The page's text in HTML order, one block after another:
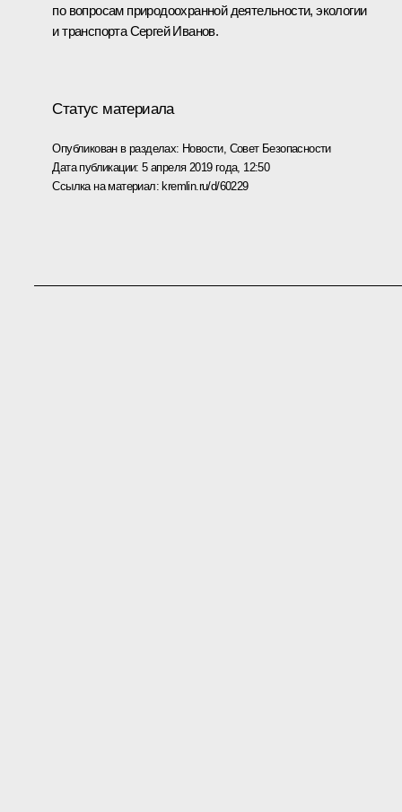
по вопросам природоохранной деятельности, экологии
и транспортаСергей Иванов.
Статус материала
Опубликован в разделах: Новости, Совет Безопасности
Дата публикации:5 апреля 2019 года, 12:50
Ссылка на материал: kremlin.ru/d/60229